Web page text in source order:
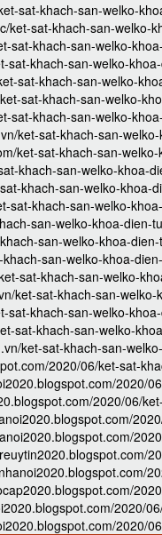
sat-khach-san-welko-
ket-sat-khach-san-welko-
sat-khach-san-welko-
sat-khach-san-welko-
sat-khach-san-welko-
sat-khach-san-welko-
sat-khach-san-welko-
ket-sat-khach-san-
ket-sat-khach-san-
khach-san-welko-khoa-
khach-san-welko-khoa-
sat-khach-san-welko-
san-welko-khoa-dien-
san-welko-khoa-
san-welko-khoa-
sat-khach-san-welko-
ket-sat-khach-san-
sat-khach-san-welko-
sat-khach-san-welko-
ket-sat-khach-san-
2020/06/ket-sat-
2020/
2020/06/
2020/
2020/